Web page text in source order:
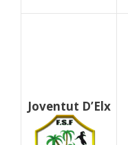
Joventut D’Elx